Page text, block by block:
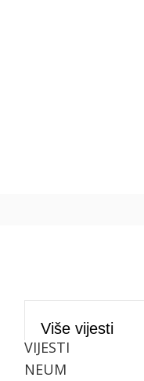
Više vijesti
VIJESTI
NEUM